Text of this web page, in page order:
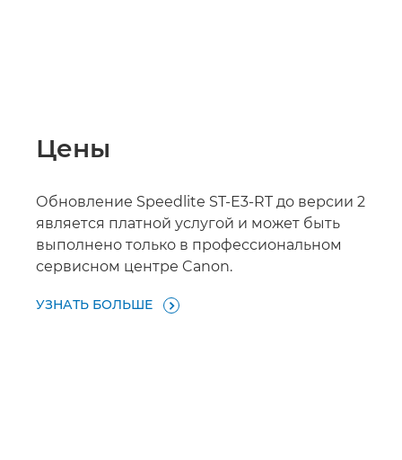
Цены
Обновление Speedlite ST-E3-RT до версии 2
является платной услугой и может быть
выполнено только в профессиональном
сервисном центре Canon.
УЗНАТЬ БОЛЬШЕ 